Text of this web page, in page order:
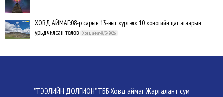
ХОВД АЙМАГ:08-р сарын 13-ныг хүртэлх 10 хоногийн цаг агаарын
урьдчилсан төлөв
Ховд аймаг-8/3/2026
Аргын тооллын 8 сарын 3. Даваа (Сумьяа) гараг (2026) Ховд аймаг-8/3/2026
Хүндэтгэлийн барилдаанд 64 бөх оролцлоо Ховд аймаг-8/3/2026
"ТЭЭЛИЙН ДОЛГИОН" ТББ Ховд аймаг Жаргалант сум